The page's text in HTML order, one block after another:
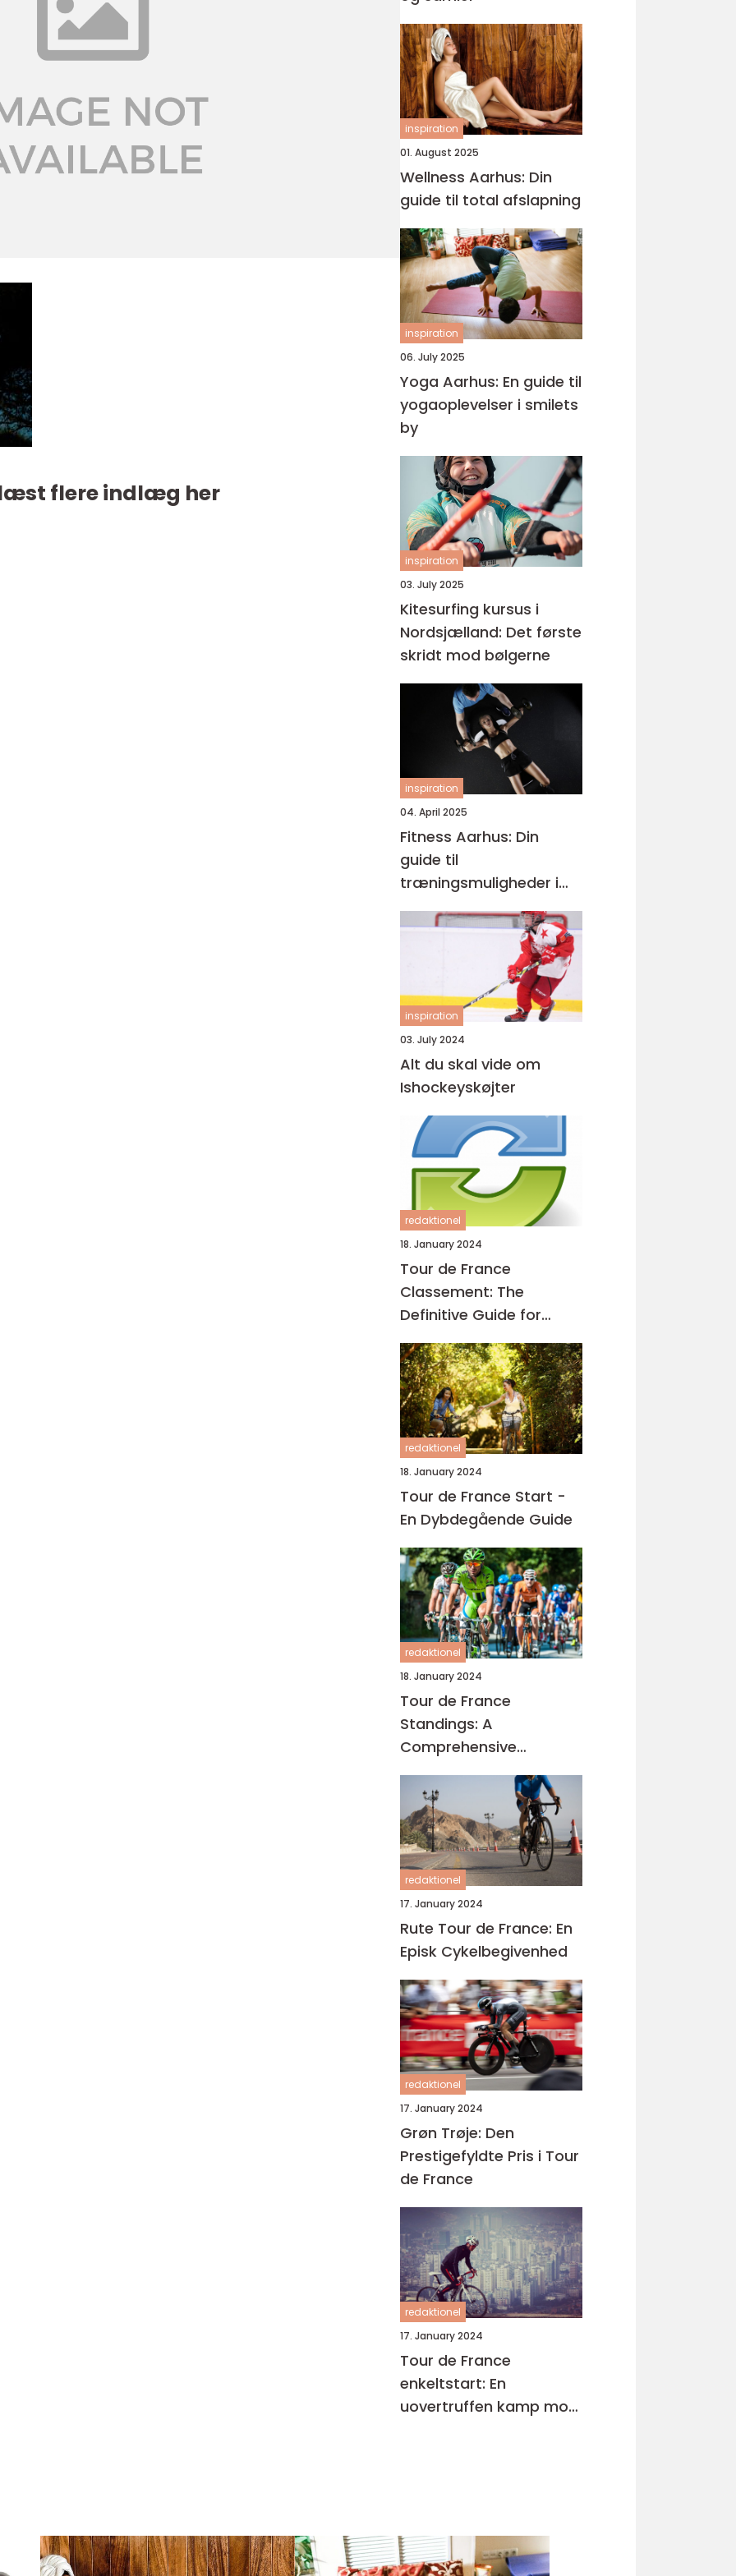
flere indlæg her
inspiration
01. August 2025
Wellness Aarhus: Din
guide til total afslapning
inspiration
06. July 2025
Yoga Aarhus: En guide til
yogaoplevelser i smilets
by
inspiration
03. July 2025
Kitesurfing kursus i
Nordsjælland: Det første
skridt mod bølgerne
inspiration
04. April 2025
Fitness Aarhus: Din
guide til
træningsmuligheder i
smilets by
inspiration
03. July 2024
Alt du skal vide om
Ishockeyskøjter
redaktionel
18. January 2024
Tour de France
Classement: The
Definitive Guide for
Cycling Enthusiasts
redaktionel
18. January 2024
Tour de France Start -
En Dybdegående Guide
redaktionel
18. January 2024
Tour de France
Standings: A
Comprehensive
Overview of the Iconic
Cycling Race
redaktionel
17. January 2024
Rute Tour de France: En
Episk Cykelbegivenhed
redaktionel
17. January 2024
Grøn Trøje: Den
Prestigefyldte Pris i Tour
de France
redaktionel
17. January 2024
Tour de France
enkeltstart: En
uovertruffen kamp mod